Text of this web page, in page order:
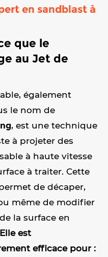
en sandblast à
que le
au Jet de
également
le nom de
, est une technique
à projeter des
à haute vitesse
à traiter. Cette
de décaper,
même de modifier
la surface en
Elle est
efficace pour :